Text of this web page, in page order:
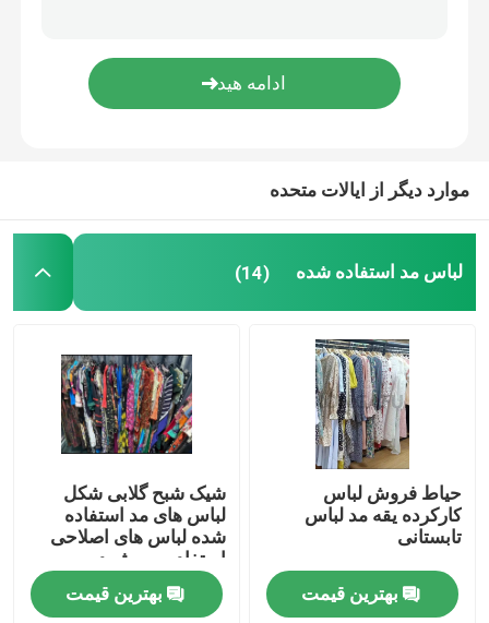
کابل داده سه در یک
مسیر راه آهن پرده
موارد دیگر از ایالات متحده
لباس مد استفاده شده (14)
حیاط فروش لباس
کارکرده یقه مد لباس
تابستانی
بهترین قیمت
شیک شبح گلابی شکل
لباس های مد استفاده
شده لباس های اصلاحی
استفاده می شود
بهترین قیمت